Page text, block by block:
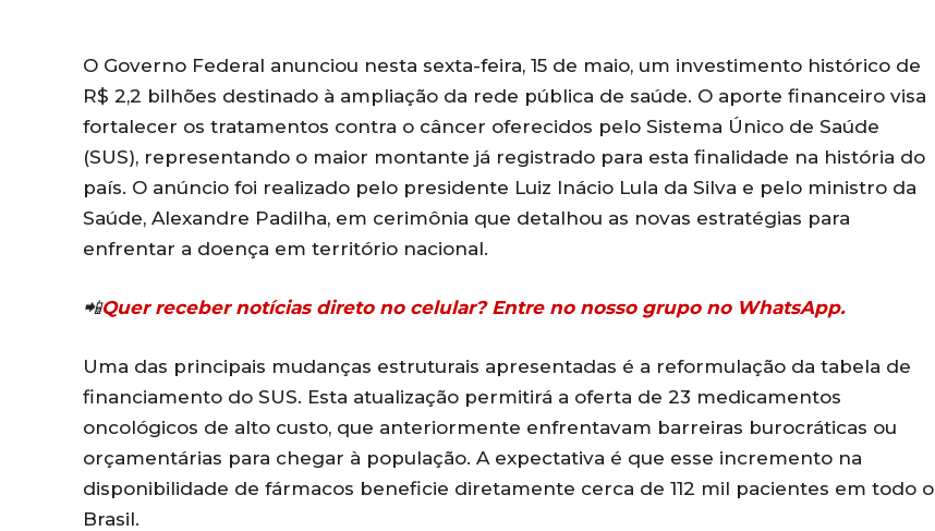
O Governo Federal anunciou nesta sexta-feira, 15 de maio, um investimento histórico de
R$ 2,2 bilhões destinado à ampliação da rede pública de saúde. O aporte financeiro visa
fortalecer os tratamentos contra o câncer oferecidos pelo Sistema Único de Saúde
(SUS), representando o maior montante já registrado para esta finalidade na história do
país. O anúncio foi realizado pelo presidente Luiz Inácio Lula da Silva e pelo ministro da
Saúde, Alexandre Padilha, em cerimônia que detalhou as novas estratégias para
enfrentar a doença em território nacional.
📲Quer receber notícias direto no celular? Entre no nosso grupo no WhatsApp.
Uma das principais mudanças estruturais apresentadas é a reformulação da tabela de
financiamento do SUS. Esta atualização permitirá a oferta de 23 medicamentos
oncológicos de alto custo, que anteriormente enfrentavam barreiras burocráticas ou
orçamentárias para chegar à população. A expectativa é que esse incremento na
disponibilidade de fármacos beneficie diretamente cerca de 112 mil pacientes em todo o
Brasil.